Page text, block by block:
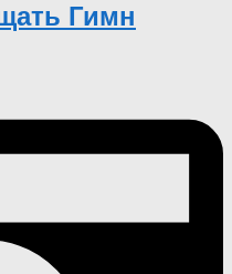
Гимн